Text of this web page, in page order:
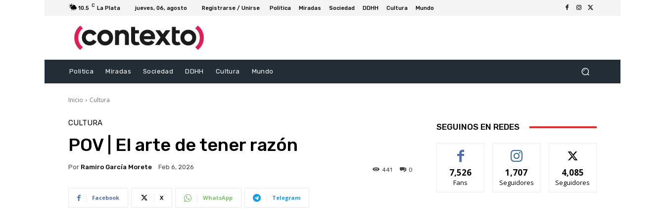
10.5 C La Plata jueves, 06, agosto Registrarse / Unirse Politica Miradas Sociedad DDHH Cultura Mundo
Politica Miradas Sociedad DDHH Cultura Mundo
Inicio Cultura
CULTURA
POV | El arte de tener razón
Por Ramiro García Morete Feb 6, 2026 0
441
Facebook X WhatsApp Telegram
SEGUINOS EN REDES
7,526
Fans
1,707
Seguidores
4,085
Seguidores